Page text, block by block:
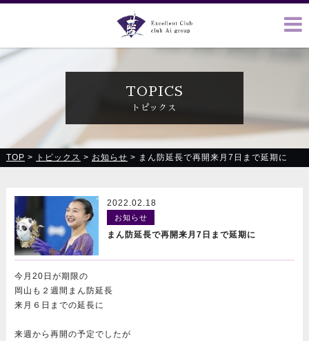
クラブ藍(あい)、クラブ恋(れん)、ルミナス、浪漫館で皆様の
お越しをお待ちしております
TOPICS
トピックス
TOP > トピックス > お知らせ > まん防延長で再開来月7日まで延期に
2022.02.18
お知らせ
まん防延長で再開来月7日まで延期に
今月20日が期限の
岡山も２週間まん防延長
来月６日までの延長に
来週から再開の予定でしたが